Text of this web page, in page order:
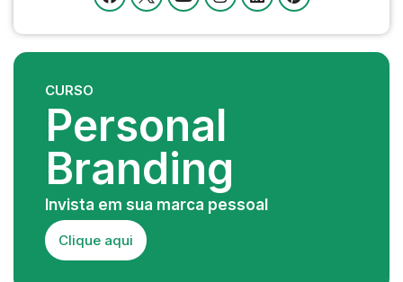
CURSO
Personal
Branding
Invista em sua marca pessoal
Clique aqui